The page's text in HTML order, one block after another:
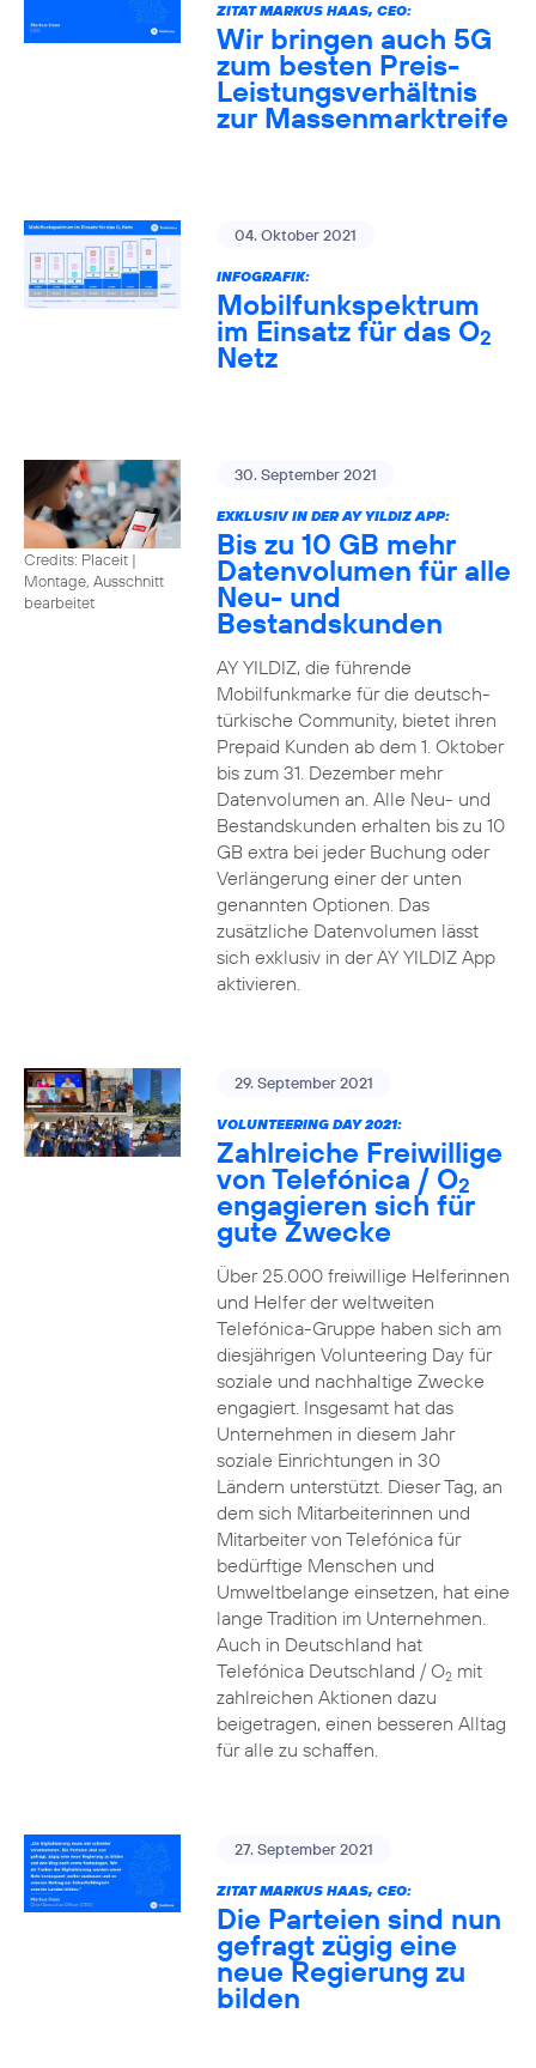
ZITAT MARKUS HAAS, CEO:
Wir bringen auch 5G
zum besten Preis-
Leistungsverhältnis
zur Massenmarktreife
04. Oktober 2021
INFOGRAFIK:
Mobilfunkspektrum
im Einsatz für das O2
Netz
Credits: Placeit |
Montage, Ausschnitt
bearbeitet
30. September 2021
EXKLUSIV IN DER AY YILDIZ APP:
Bis zu 10 GB mehr
Datenvolumen für alle
Neu- und
Bestandskunden
AY YILDIZ, die führende
Mobilfunkmarke für die deutsch-
türkische Community, bietet ihren
Prepaid Kunden ab dem 1. Oktober
bis zum 31. Dezember mehr
Datenvolumen an. Alle Neu- und
Bestandskunden erhalten bis zu 10
GB extra bei jeder Buchung oder
Verlängerung einer der unten
genannten Optionen. Das
zusätzliche Datenvolumen lässt
sich exklusiv in der AY YILDIZ App
aktivieren.
29. September 2021
VOLUNTEERING DAY 2021:
Zahlreiche Freiwillige
von Telefónica / O2
engagieren sich für
gute Zwecke
Über 25.000 freiwillige Helferinnen
und Helfer der weltweiten
Telefónica-Gruppe haben sich am
diesjährigen Volunteering Day für
soziale und nachhaltige Zwecke
engagiert. Insgesamt hat das
Unternehmen in diesem Jahr
soziale Einrichtungen in 30
Ländern unterstützt. Dieser Tag, an
dem sich Mitarbeiterinnen und
Mitarbeiter von Telefónica für
bedürftige Menschen und
Umweltbelange einsetzen, hat eine
lange Tradition im Unternehmen.
Auch in Deutschland hat
Telefónica Deutschland / O2mit
zahlreichen Aktionen dazu
beigetragen, einen besseren Alltag
für alle zu schaffen.
27. September 2021
ZITAT MARKUS HAAS, CEO:
Die Parteien sind nun
gefragt zügig eine
neue Regierung zu
bilden